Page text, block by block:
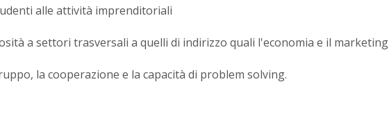
alle attività imprenditoriali
a settori trasversali a quelli di indirizzo quali l'economia e il marketing
la cooperazione e la capacità di problem solving.